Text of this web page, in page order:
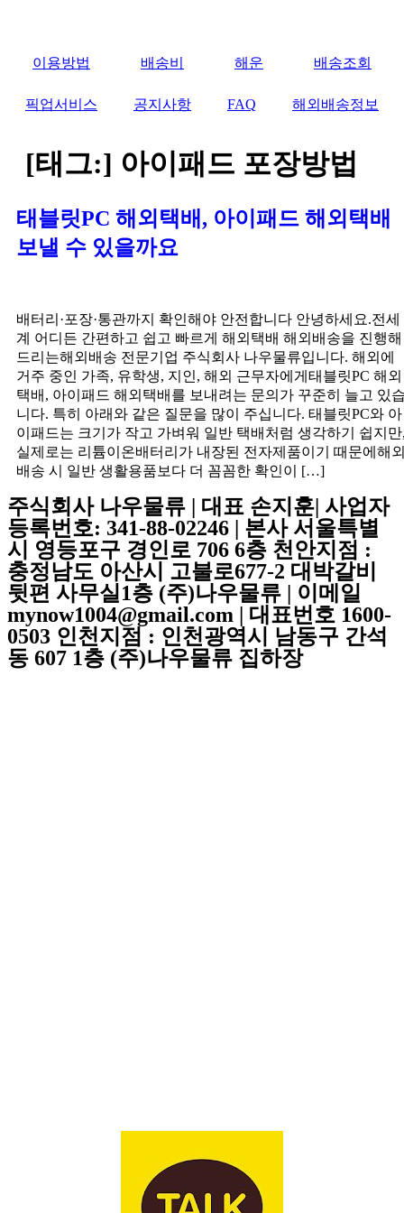
이용방법
배송비 해운 배송조회
픽업서비스 공지사항 FAQ 해외배송정보
[태그:] 아이패드 포장방법
태블릿PC 해외택배, 아이패드 해외택배
보낼 수 있을까요
배터리·포장·통관까지 확인해야 안전합니다 안녕하세요.전세
계 어디든 간편하고 쉽고 빠르게 해외택배 해외배송을 진행해
드리는해외배송 전문기업 주식회사 나우물류입니다. 해외에
거주 중인 가족, 유학생, 지인, 해외 근무자에게태블릿PC 해외
택배, 아이패드 해외택배를 보내려는 문의가 꾸준히 늘고 있
니다. 특히 아래와 같은 질문을 많이 주십니다. 태블릿PC와 아
이패드는 크기가 작고 가벼워 일반 택배처럼 생각하기 쉽지
실제로는 리튬이온배터리가 내장된 전자제품이기 때문에해
배송 시 일반 생활용품보다 더 꼼꼼한 확인이 […]
주식회사 나우물류 | 대표 손지훈| 사업자
등록번호: 341-88-02246 | 본사 서울특별
시 영등포구 경인로 706 6층 천안지점 :
충정남도 아산시 고불로677-2 대박갈비
뒷편 사무실1층 (주)나우물류 | 이메일
mynow1004@gmail.com | 대표번호 1600-
0503 인천지점 : 인천광역시 남동구 간석
동 607 1층 (주)나우물류 집하장